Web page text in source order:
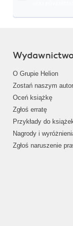
O Grupie Helion
Zostań naszym
Oceń książkę
Zgłoś erratę
Przykłady do
Nagrody i
Zgłoś naruszenie